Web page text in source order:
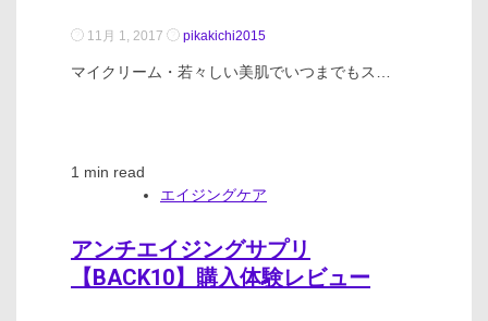
11月 1, 2017 pikakichi2015
マイクリーム・若々しい美肌でいつまでもス…
1 min read
エイジングケア
アンチエイジングサプリ
【BACK10】購入体験レビュー